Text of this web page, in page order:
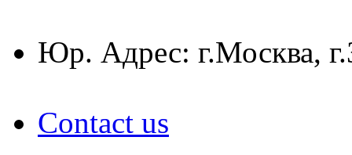
Юр. Адрес: г.Москва,
Contact us